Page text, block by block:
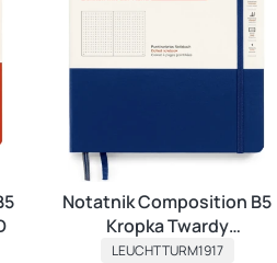
Notatnik Composition B5
Kropka Twardy
GRANATOWY
PRODUCENT
LEUCHTTURM1917